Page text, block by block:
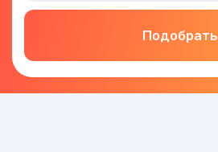
Подобрать